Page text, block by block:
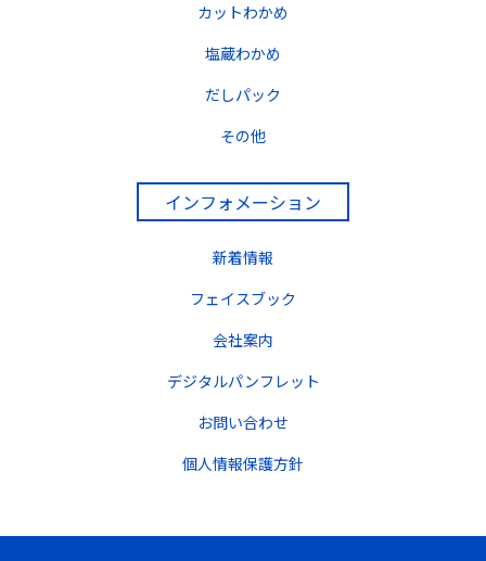
カットわかめ
塩蔵わかめ
だしパック
その他
インフォメーション
新着情報
フェイスブック
会社案内
デジタルパンフレット
お問い合わせ
個人情報保護方針